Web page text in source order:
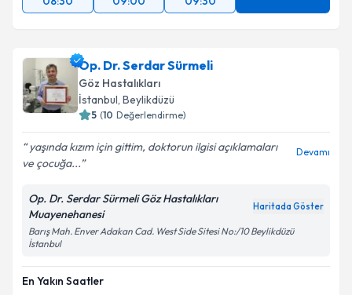
Op. Dr. Serdar Sürmeli
Göz Hastalıkları
İstanbul, Beylikdüzü
5 (10 Değerlendirme)
yaşında kızım için gittim, doktorun ilgisi açıklamaları
ve çocuğa...
Devamı
Op. Dr. Serdar Sürmeli Göz Hastalıkları
Muayenehanesi
Haritada Göster
Barış Mah. Enver Adakan Cad. West Side Sitesi No:/10 Beylikdüzü
İstanbul
En Yakın Saatler